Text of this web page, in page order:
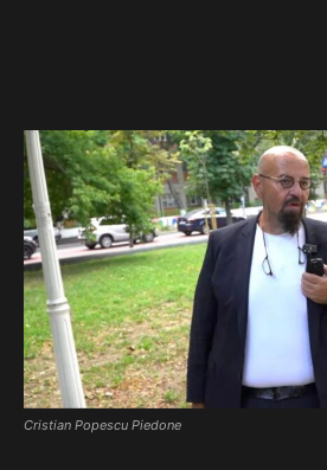
Cristian Popescu Piedone